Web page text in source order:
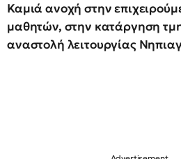
Καμιά ανοχή στην
μαθητών, στην κατάργηση
αναστολή λειτουργίας